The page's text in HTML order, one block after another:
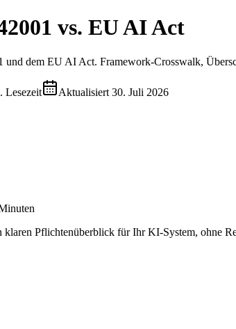
vs. EU AI Act
dem EU AI Act. Framework-Crosswalk,
Lesezeit Aktualisiert 30. Juli 2026
Pflichtenüberblick für Ihr KI-System, ohne